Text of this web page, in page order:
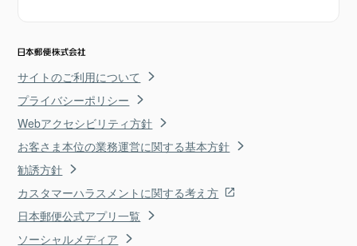
サイトのご利用について
プライバシーポリシー
Webアクセシビリティ方針
お客さま本位の業務運営に関する基本方針
勧誘方針
カスタマーハラスメントに関する考え方
日本郵便公式アプリ一覧
ソーシャルメディア